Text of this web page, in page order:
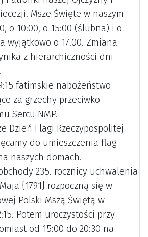
Msze Święte w naszym
o 10:00, o 15:00 (ślubna) i o
wyjątkowo o 17.00. Zmiana
z hierarchiczności dni
fatimskie nabożeństwo
za grzechy przeciwko
Sercu NMP.
Dzień Flagi Rzeczypospolitej
do umieszczenia flag
naszych domach.
235. rocznicy uchwalenia
{1791} rozpoczną się w
Polski Mszą Świętą w
Potem uroczystości przy
od 15:00 do 20:30 na